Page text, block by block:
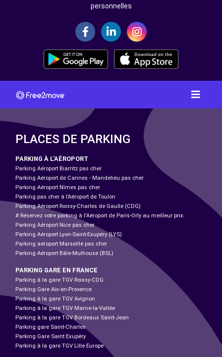
personnelles
PLACES DE PARKING
PARKING À L'AÉROPORT
Parking Aéroport Biarritz pas cher
Parking Aéroport de Cannes - Mandelieu pas cher
Parking Aéroport Nîmes pas cher
Parking pas cher à l’Aéroport de Toulon
Parking Aéroport Roissy-Charles de Gaulle (CDG)
# Réservez votre parking à l'Aéroport de Paris-Orly au meilleur prix.
Parking Aéroport Nice pas cher
Parking Aéroport Lyon-Saint-Exupéry (LYS)
Parking aéroport Marseille pas cher
Parking Aéroport Bâle-Mulhouse (BSL)
PARKING GARE EN FRANCE
Parking à la gare TGV Roissy-CDG
Parking Gare Aix-en-Provence
Parking à la gare TGV Avignon
Parking à la gare TGV Marne-la-Vallée
Parking à la gare TGV Bordeaux Saint-Jean
Parking gare Saint-Charles
Parking Gare Saint Exupéry
Parking à la gare TGV Lille Europe